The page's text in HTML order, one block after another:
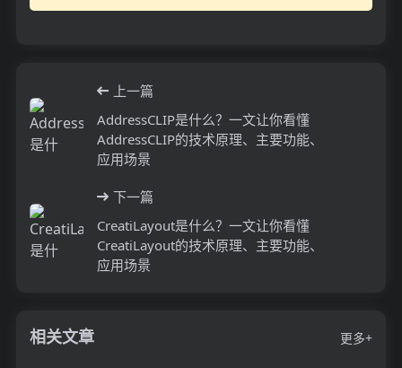
上一篇
AddressCLIP是什么？一文让你看懂
AddressCLIP的技术原理、主要功能、
应用场景
下一篇
CreatiLayout是什么？一文让你看懂
CreatiLayout的技术原理、主要功能、
应用场景
相关文章 更多+